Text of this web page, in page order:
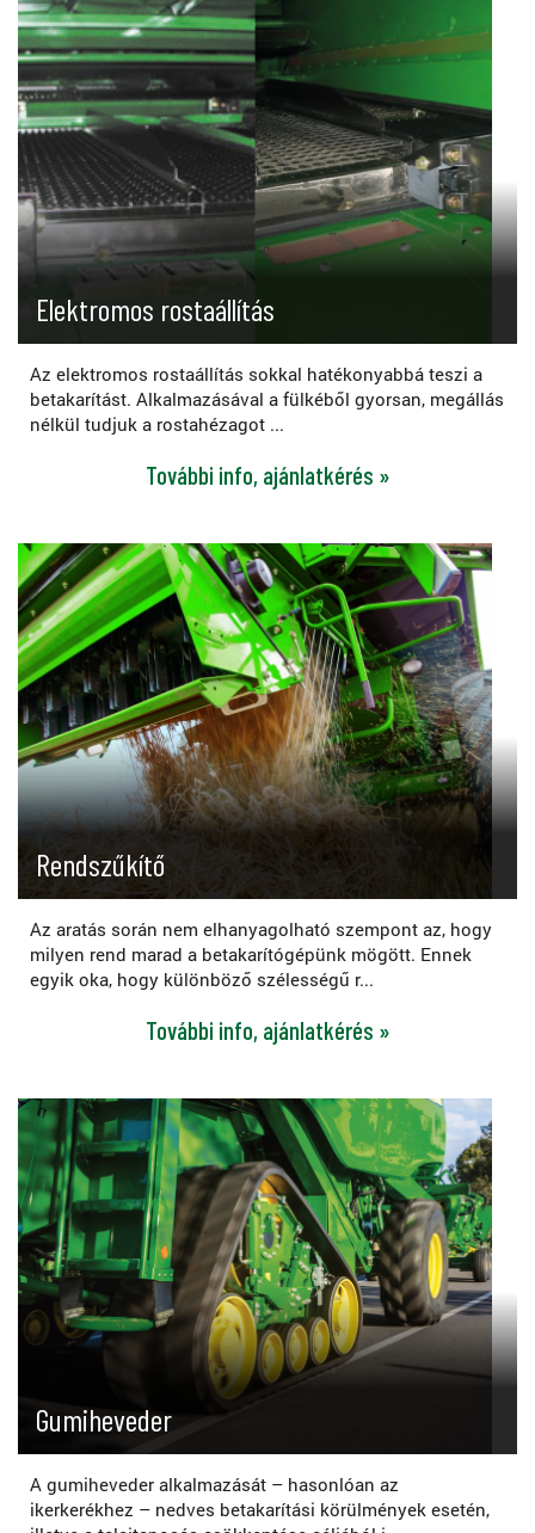
Elektromos rostaállítás
Az elektromos rostaállítás sokkal hatékonyabbá teszi a
betakarítást. Alkalmazásával a fülkéből gyorsan, megállás
nélkül tudjuk a rostahézagot ...
További info, ajánlatkérés »
Rendszűkítő
Az aratás során nem elhanyagolható szempont az, hogy
milyen rend marad a betakarítógépünk mögött. Ennek
egyik oka, hogy különböző szélességű r...
További info, ajánlatkérés »
Gumiheveder
A gumiheveder alkalmazását – hasonlóan az
ikerkerékhez – nedves betakarítási körülmények esetén,